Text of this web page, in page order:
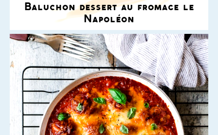
Baluchon dessert au fromage le
Napoléon